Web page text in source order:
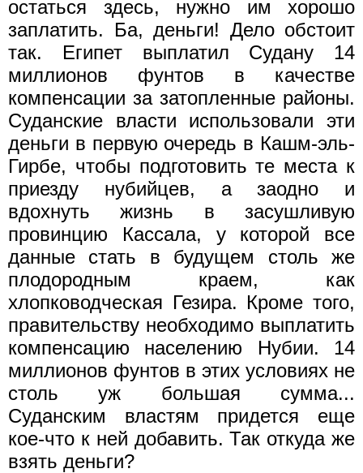
остаться здесь, нужно им хорошо
заплатить. Ба, деньги! Дело обстоит
так. Египет выплатил Судану 14
миллионов фунтов в качестве
компенсации за затопленные районы.
Суданские власти использовали эти
деньги в первую очередь в Кашм-эль-
Гирбе, чтобы подготовить те места к
приезду нубийцев, а заодно и
вдохнуть жизнь в засушливую
провинцию Кассала, у которой все
данные стать в будущем столь же
плодородным краем, как
хлопководческая Гезира. Кроме того,
правительству необходимо выплатить
компенсацию населению Нубии. 14
миллионов фунтов в этих условиях не
столь уж большая сумма...
Суданским властям придется еще
кое-что к ней добавить. Так откуда же
взять деньги?